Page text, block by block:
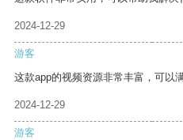
2024-12-29
游客
这款app的视频资源非常丰富，可以
2024-12-29
游客